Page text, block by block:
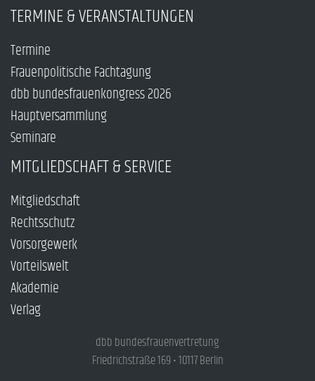
TERMINE & VERANSTALTUNGEN
Termine
Frauenpolitische Fachtagung
dbb bundesfrauenkongress 2026
Hauptversammlung
Seminare
MITGLIEDSCHAFT & SERVICE
Mitgliedschaft
Rechtsschutz
Vorsorgewerk
Vorteilswelt
Akademie
Verlag
dbb bundesfrauenvertretung
Friedrichstraße 169 • 10117 Berlin